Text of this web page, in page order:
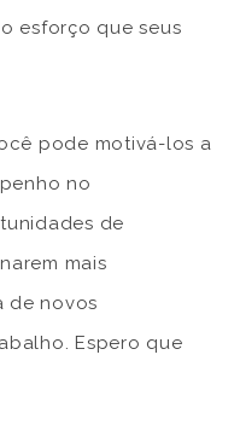
esforço que seus
pode motivá-los a
no
de
mais
de novos
Espero que